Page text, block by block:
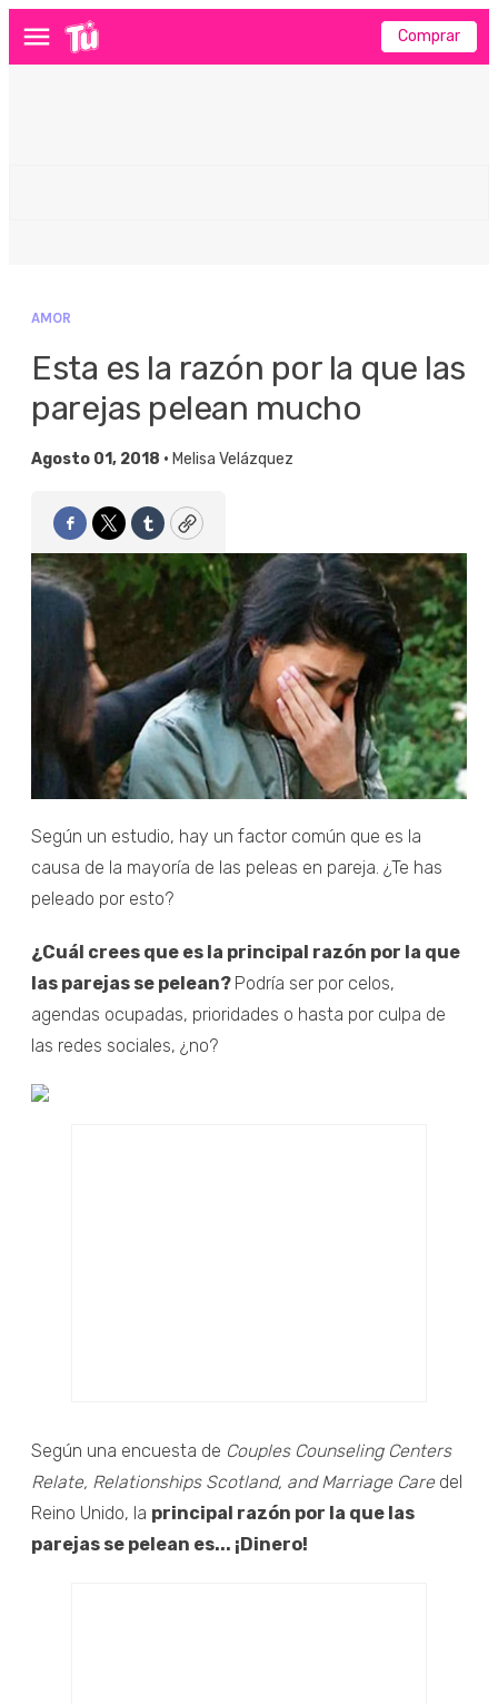
Menú Comprar
AMOR
Esta es la razón por la que las
parejas pelean mucho
Agosto 01, 2018 • Melisa Velázquez
Facebook
TwitterTumblrCopy
Según un estudio, hay un factor común que es la
causa de la mayoría de las peleas en pareja. ¿Te has
peleado por esto?
¿Cuál crees que es la principal razón por la que
las parejas se pelean? Podría ser por celos,
agendas ocupadas, prioridades o hasta por culpa de
las redes sociales, ¿no?
Según una encuesta de Couples Counseling Centers
Relate, Relationships Scotland, and Marriage Caredel
Reino Unido, la principal razón por la que las
parejas se pelean es... ¡Dinero!